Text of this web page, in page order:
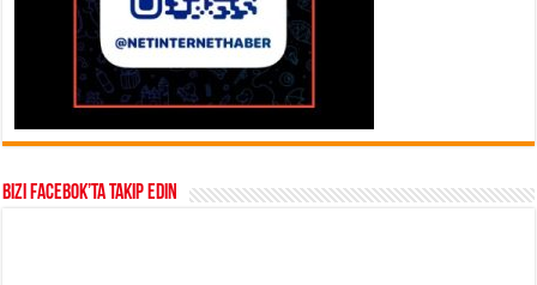
Bizi Facebok’ta takip edin